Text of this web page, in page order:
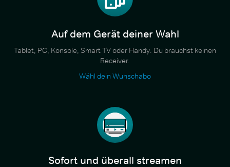
Auf dem Gerät deiner Wahl
Tablet, PC, Konsole, Smart TV oder Handy. Du brauchst keinen
Receiver.
Wähl dein Wunschabo
Sofort und überall streamen